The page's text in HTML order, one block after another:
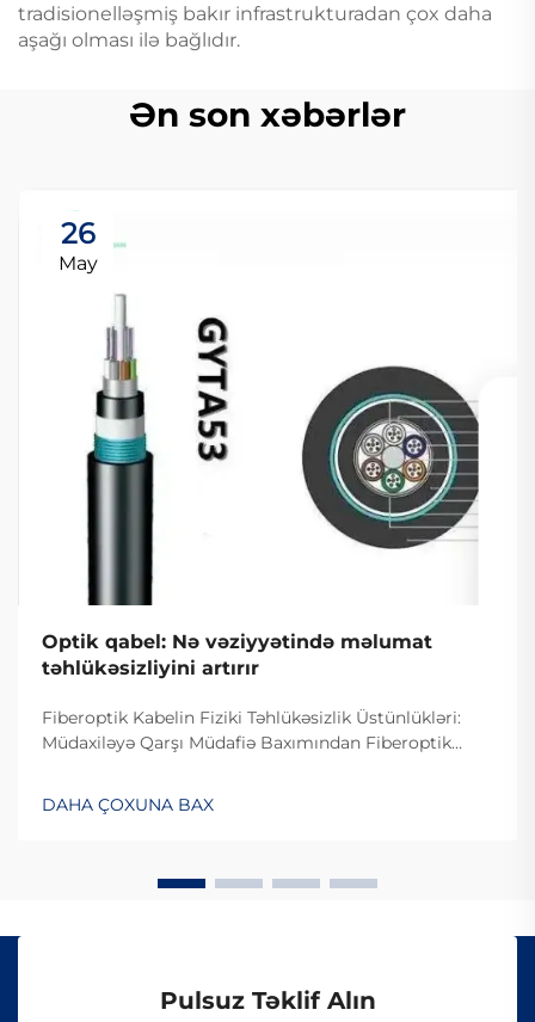
tradisionelləşmiş bakır infrastrukturadan çox daha
aşağı olması ilə bağlıdır.
Ən son xəbərlər
26
May
Optik qabel: Nə vəziyyətində məlumat
təhlükəsizliyini artırır
Fiberoptik Kabelin Fiziki Təhlükəsizlik Üstünlükləri:
Müdaxiləyə Qarşı Müdafiə Baxımından Fiberoptik
çətindir, çünki onlar elektrik siqnalları ilə deyil, işıq
DAHA ÇOXUNA BAX
Pulsuz Təklif Alın